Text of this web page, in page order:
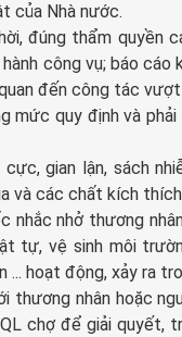
của Nhà nước.
đúng thẩm quyền
hành công vụ; báo
đến công tác
mức quy định và
gian lận, sách
và các chất kích
nhắc nhở thương
tự, vệ sinh môi
... hoạt động, xảy ra
thương nhân hoặc
chợ để giải quyết,